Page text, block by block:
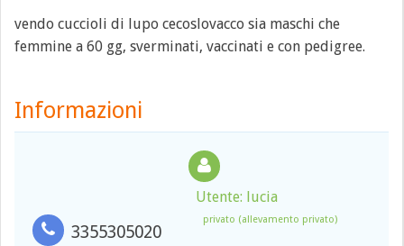
vendo cuccioli di lupo cecoslovacco sia maschi che
femmine a 60 gg, sverminati, vaccinati e con pedigree.
Informazioni
3355305020
Utente: lucia
privato (allevamento privato)